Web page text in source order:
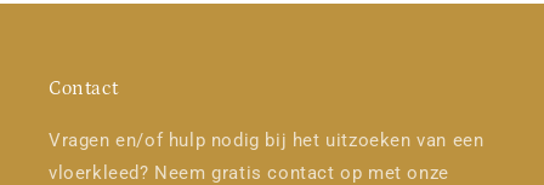
Contact
Vragen en/of hulp nodig bij het uitzoeken van een
vloerkleed? Neem gratis contact op met onze